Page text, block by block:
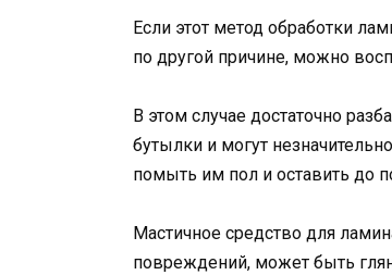
Если этот метод обработки
по другой причине, можно
В этом случае достаточно
бутылки и могут
помыть им пол и оставить до
Мастичное средство для
повреждений, может быть